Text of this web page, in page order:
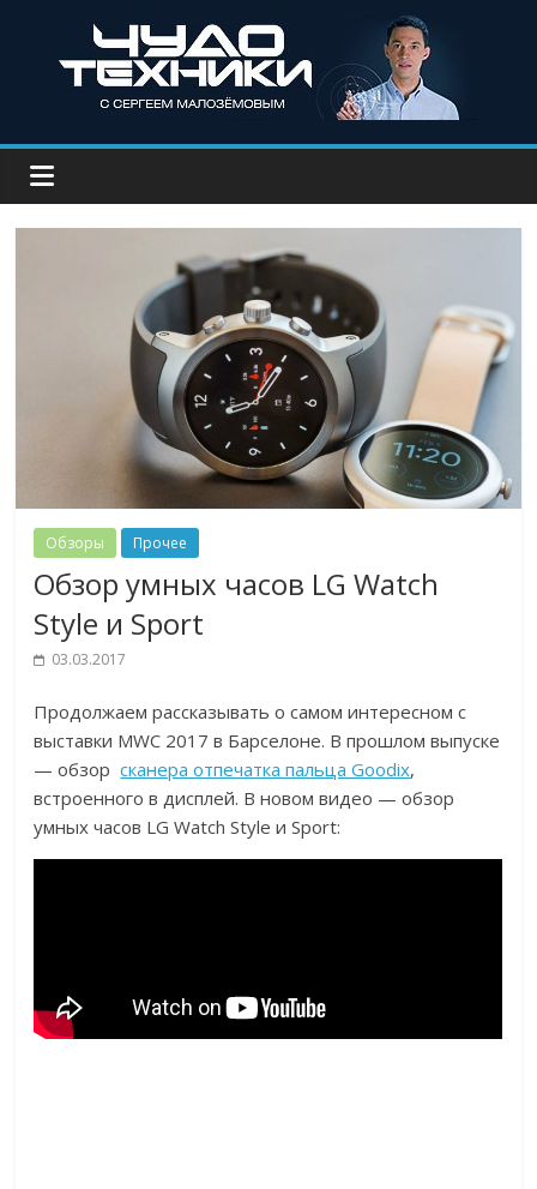
Обзоры Прочее
Обзор умных часов LG Watch
Style и Sport
03.03.2017
Продолжаем рассказывать о самом интересном с
выставки MWC 2017 в Барселоне. В прошлом выпуске
— обзорсканера отпечатка пальца Goodix,
встроенного в дисплей. В новом видео — обзор
умных часов LG Watch Style и Sport: